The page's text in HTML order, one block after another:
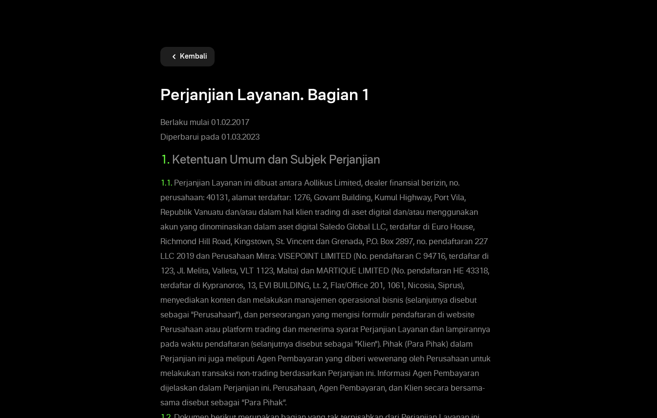
Kembali
Perjanjian Layanan. Bagian 1
Berlaku mulai 01.02.2017
Diperbarui pada 01.03.2023
1. Ketentuan Umum dan Subjek Perjanjian
1.1. Perjanjian Layanan ini dibuat antara Aollikus Limited, dealer finansial berizin, no.
perusahaan: 40131, alamat terdaftar: 1276, Govant Building, Kumul Highway, Port Vila,
Republik Vanuatu dan/atau dalam hal klien trading di aset digital dan/atau menggunakan
akun yang dinominasikan dalam aset digital Saledo Global LLC, terdaftar di Euro House,
Richmond Hill Road, Kingstown, St. Vincent dan Grenada, P.O. Box 2897, no. pendaftaran 227
LLC 2019 dan Perusahaan Mitra: VISEPOINT LIMITED (No. pendaftaran C 94716, terdaftar di
123, Jl. Melita, Valleta, VLT 1123, Malta) dan MARTIQUE LIMITED (No. pendaftaran HE 43318,
terdaftar di Kypranoros, 13, EVI BUILDING, Lt. 2, Flat/Office 201, 1061, Nicosia, Siprus),
menyediakan konten dan melakukan manajemen operasional bisnis (selanjutnya disebut
sebagai "Perusahaan"), dan perseorangan yang mengisi formulir pendaftaran di website
Perusahaan atau platform trading dan menerima syarat Perjanjian Layanan dan lampirannya
pada waktu pendaftaran (selanjutnya disebut sebagai "Klien"). Pihak (Para Pihak) dalam
Perjanjian ini juga meliputi Agen Pembayaran yang diberi wewenang oleh Perusahaan untuk
melakukan transaksi non-trading berdasarkan Perjanjian ini. Informasi Agen Pembayaran
dijelaskan dalam Perjanjian ini. Perusahaan, Agen Pembayaran, dan Klien secara bersama-
sama disebut sebagai “Para Pihak”.